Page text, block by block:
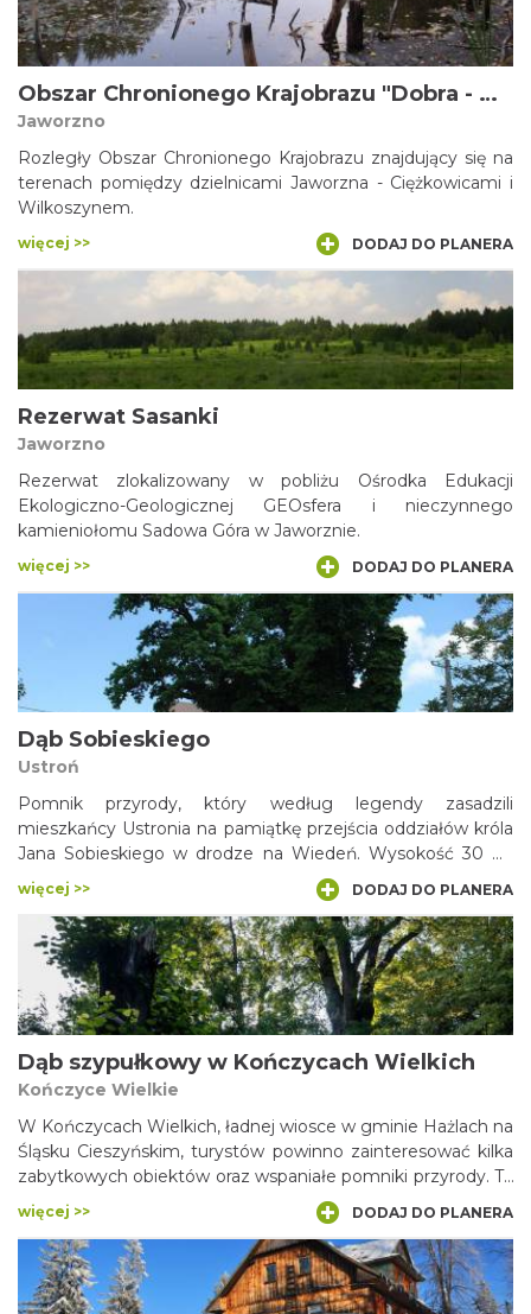
tworzą wyjątkowy klimat, niespotykany w silnie
zurbanizowanej części regionu.
Obszar Chronionego Krajobrazu "Dobra - Wilkoszyn"
Jaworzno
Rozległy Obszar Chronionego Krajobrazu znajdujący się na
terenach pomiędzy dzielnicami Jaworzna - Ciężkowicami i
Wilkoszynem.
więcej >> DODAJ DO PLANERA
Rezerwat Sasanki
Jaworzno
Rezerwat zlokalizowany w pobliżu Ośrodka Edukacji
Ekologiczno-Geologicznej GEOsfera i nieczynnego
kamieniołomu Sadowa Góra w Jaworznie.
więcej >> DODAJ DO PLANERA
Dąb Sobieskiego
Ustroń
Pomnik przyrody, który według legendy zasadzili
mieszkańcy Ustronia na pamiątkę przejścia oddziałów króla
Jana Sobieskiego w drodze na Wiedeń. Wysokość 30 m,
obwód 6,45 cm.
więcej >> DODAJ DO PLANERA
Dąb szypułkowy w Kończycach Wielkich
Kończyce Wielkie
W Kończycach Wielkich, ładnej wiosce w gminie Hażlach na
Śląsku Cieszyńskim, turystów powinno zainteresować kilka
zabytkowych obiektów oraz wspaniałe pomniki przyrody. Te
ostatnie to dęby szypułkowe, których pozazdrościć mogą
Kończycom Wielkim nawet parki narodowe. Drzewo o
nazwie „Mieszko” (od imienia księcia, założyciela dynastii
Piastów cieszyńskich) jest najstarszym, liczącym ponad 750
lat, dębem na całym Śląsku!
więcej >> DODAJ DO PLANERA